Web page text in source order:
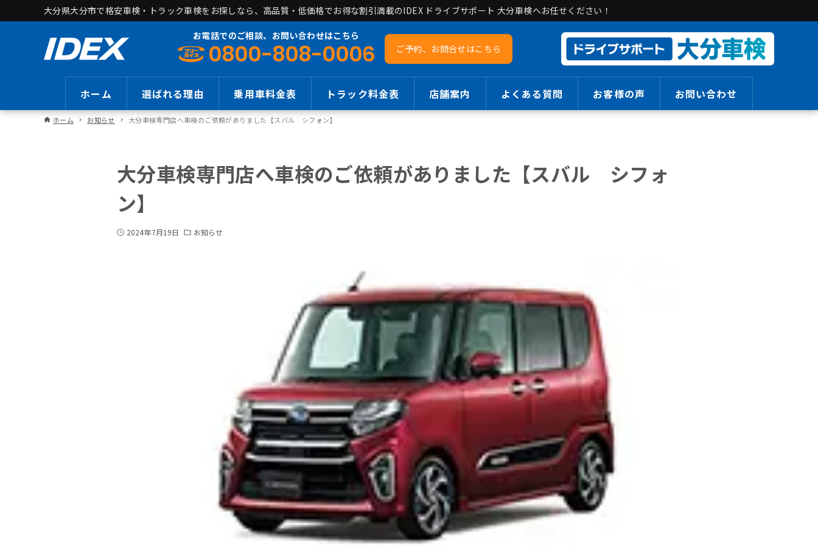
大分県大分市で格安車検・トラック車検をお探しなら、高品質・低価格でお得な割引満載のIDEX ドライブサポート 大分車検へお任せください！
お電話でのご相談、お問い合わせはこちら
0800-808-0006 ご予約、お問合せ はこちら
ホーム 選ばれる理由 乗用車料金表 トラック料金表 店舗案内 よくある質問 お客様の声 お問い合わせ
ホーム お知らせ 大分車検専門店へ車検のご依頼がありました【スバル シフォン】
大分車検専門店へ車検のご依頼がありました【スバル シフォ
ン】
2024年7月19日 お知らせ